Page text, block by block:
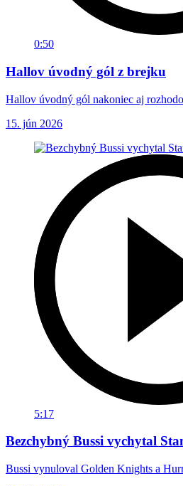
0:50
Hallov úvodný gól z brejku
Hallov úvodný gól nakoniec aj
15. jún 2026
5:17
Bezchybný Bussi vychytal
Bussi vynuloval Golden Knights a